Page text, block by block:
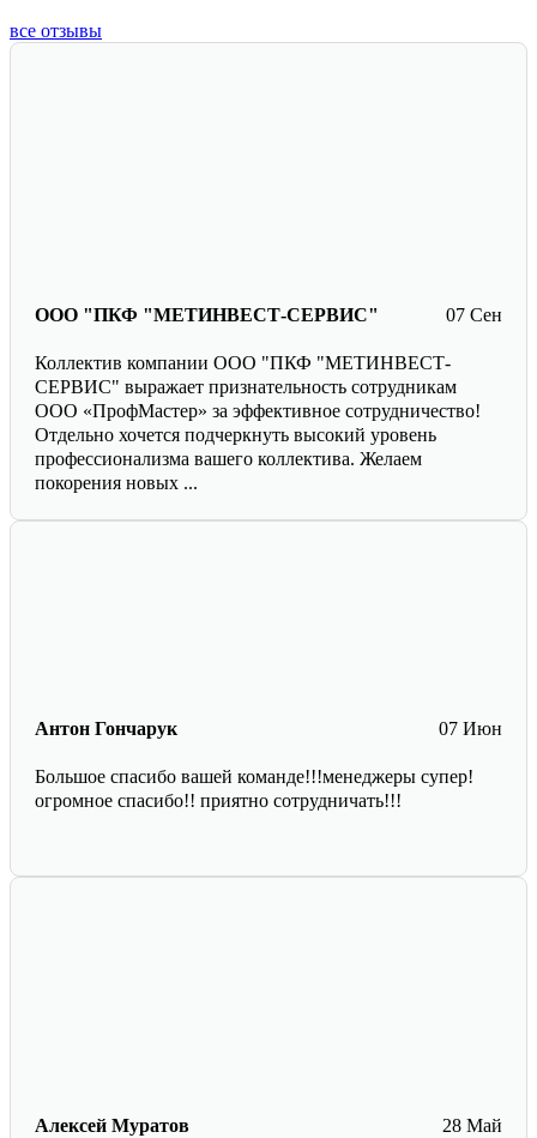
все отзывы
07 Сен
ООО "ПКФ "МЕТИНВЕСТ-СЕРВИС"
Коллектив компании ООО "ПКФ "МЕТИНВЕСТ-
СЕРВИС" выражает признательность сотрудникам
ООО «ПрофМастер» за эффективное сотрудничество!
Отдельно хочется подчеркнуть высокий уровень
профессионализма вашего коллектива. Желаем
покорения новых ...
07 Июн
Антон Гончарук
Большое спасибо вашей команде!!!менеджеры супер!
огромное спасибо!! приятно сотрудничать!!!
28 Май
Алексей Муратов